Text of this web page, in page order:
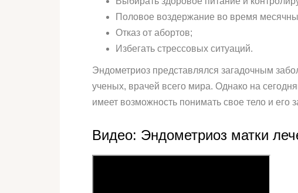
Половое воздержание во время
Отказ от абортов;
Избегать стрессовых ситуаций.
Эндометриоз представлялся загадочным
ученых, врачей всего мира. Однако на
имеет возможность понимать свое тело и его
Видео: Эндометриоз матки